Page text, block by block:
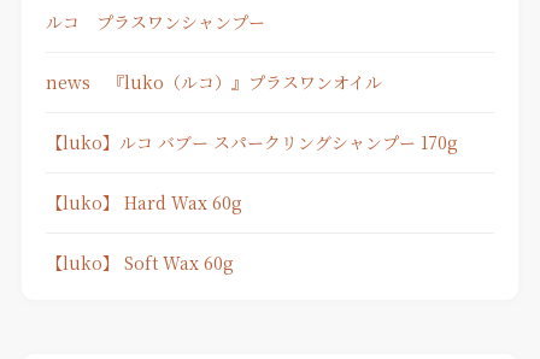
ルコ プラスワンシャンプー
news 『luko（ルコ）』プラスワンオイル
【luko】ルコ バブー スパークリングシャンプー 170g
【luko】 Hard Wax 60g
【luko】 Soft Wax 60g